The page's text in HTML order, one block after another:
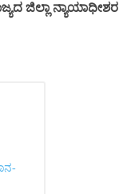
ಜಿಲ್ಲಾ ನ್ಯಾಯಾಧೀಶರ